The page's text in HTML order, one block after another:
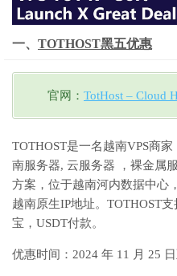
一、 TOTHOST黑五优惠
官网： TotHost – Cloud
TOTHOST是一名越南VPS商
南服务器, 云服务器 ，裸金属
方案，位于越南河内数据中心
越南原生IP地址。TOTHOST
宝，USDT付款。
优惠时间：2024 年 11 月 25